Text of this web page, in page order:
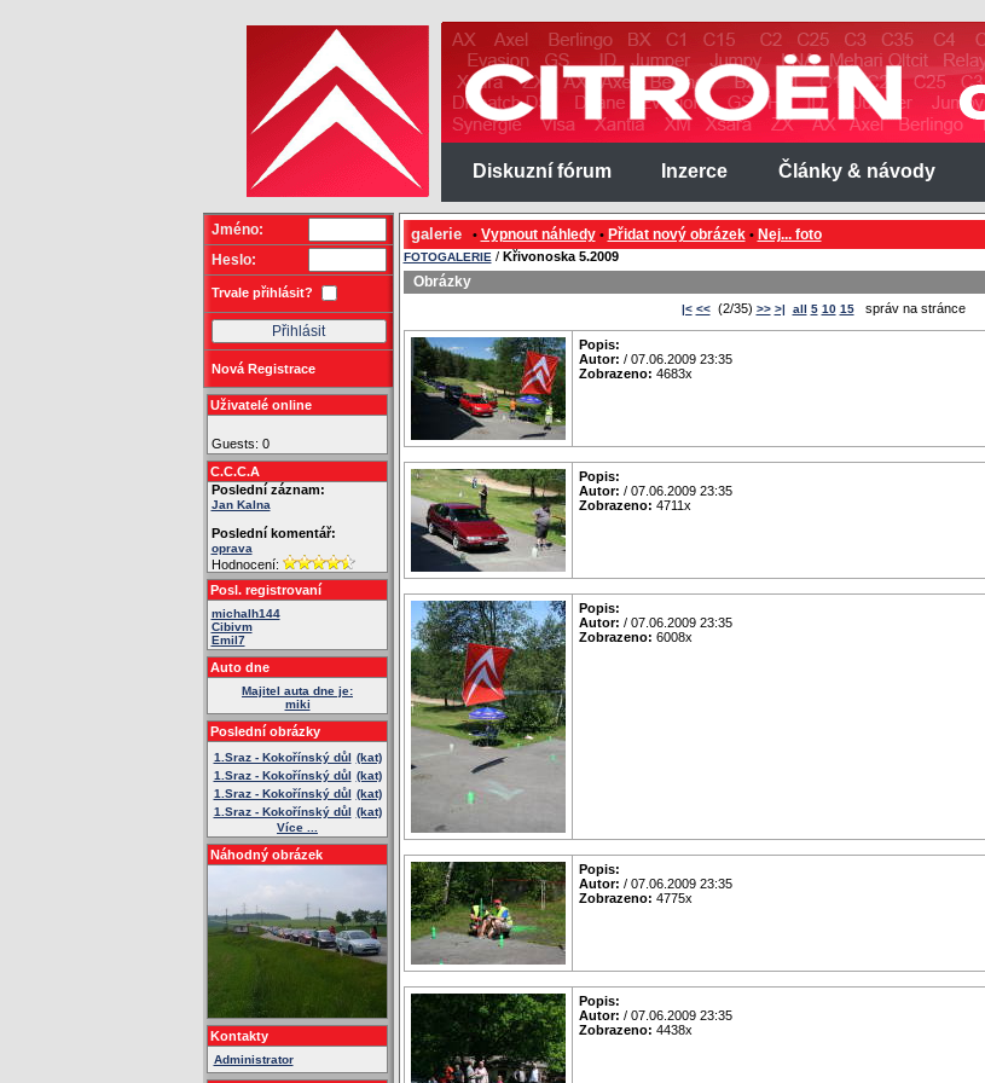
Diskuzní fórum Inzerce Články & návody
Jméno:
Heslo:
Trvale přihlásit?
Nová Registrace
Uživatelé online
Guests: 0
C.C.C.A
Poslední záznam:
Jan Kalna
Poslední komentář:
oprava
Hodnocení:
Posl. registrovaní
michalh144
Cibivm
Emil7
Auto dne
Majitel auta dne je:
miki
Poslední obrázky
1.Sraz - Kokořínský důl (kat)
1.Sraz - Kokořínský důl (kat)
1.Sraz - Kokořínský důl (kat)
1.Sraz - Kokořínský důl (kat)
Více ...
Náhodný obrázek
Kontakty
Administrator
galerie• Vypnout náhledy• Přidat nový obrázek• Nej... foto
FOTOGALERIE / Křivonoska 5.2009
Obrázky
|< <<(2/35) >> >| all 5 10 15správ na stránce
Popis:
Autor: / 07.06.2009 23:35
Zobrazeno: 4683x
Popis:
Autor: / 07.06.2009 23:35
Zobrazeno: 4711x
Popis:
Autor: / 07.06.2009 23:35
Zobrazeno: 6008x
Popis:
Autor: / 07.06.2009 23:35
Zobrazeno: 4775x
Popis:
Autor: / 07.06.2009 23:35
Zobrazeno: 4438x